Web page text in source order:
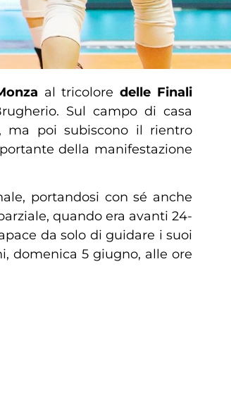
al tricolore delle Finali
Sul campo di casa
ma poi subiscono il rientro
della manifestazione
portandosi con sé anche
quando era avanti 24-
da solo di guidare i suoi
domenica 5 giugno, alle ore